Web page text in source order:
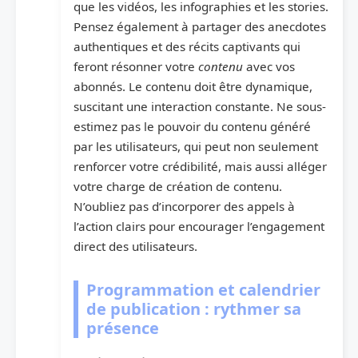
que les vidéos, les infographies et les stories.
Pensez également à partager des anecdotes
authentiques et des récits captivants qui
feront résonner votre contenu avec vos
abonnés. Le contenu doit être dynamique,
suscitant une interaction constante. Ne sous-
estimez pas le pouvoir du contenu généré
par les utilisateurs, qui peut non seulement
renforcer votre crédibilité, mais aussi alléger
votre charge de création de contenu.
N’oubliez pas d’incorporer des appels à
l’action clairs pour encourager l’engagement
direct des utilisateurs.
Programmation et calendrier
de publication : rythmer sa
présence